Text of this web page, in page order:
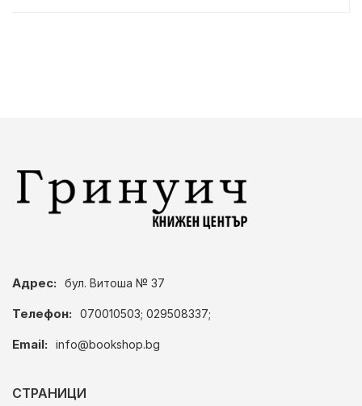
Адрес: бул. Витоша № 37
Телефон: 070010503; 029508337;
Email: info@bookshop.bg
СТРАНИЦИ